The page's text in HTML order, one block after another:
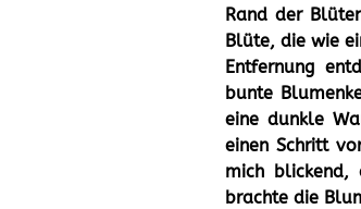
Rand der
Blüte, die wie
Entfernung
bunte
eine dunkle
einen Schritt
mich blickend,
brachte die